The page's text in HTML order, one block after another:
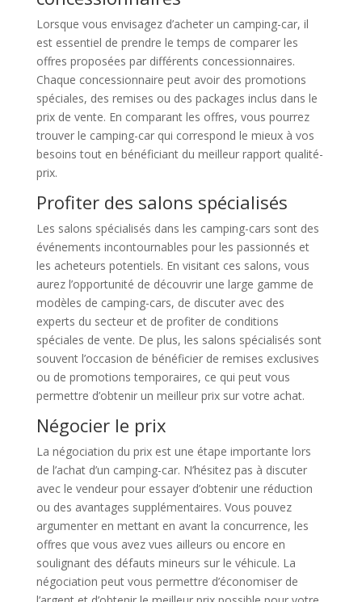
Lorsque vous envisagez d’acheter un camping-car, il
est essentiel de prendre le temps de comparer les
offres proposées par différents concessionnaires.
Chaque concessionnaire peut avoir des promotions
spéciales, des remises ou des packages inclus dans le
prix de vente. En comparant les offres, vous pourrez
trouver le camping-car qui correspond le mieux à vos
besoins tout en bénéficiant du meilleur rapport qualité-
prix.
Profiter des salons spécialisés
Les salons spécialisés dans les camping-cars sont des
événements incontournables pour les passionnés et
les acheteurs potentiels. En visitant ces salons, vous
aurez l’opportunité de découvrir une large gamme de
modèles de camping-cars, de discuter avec des
experts du secteur et de profiter de conditions
spéciales de vente. De plus, les salons spécialisés sont
souvent l’occasion de bénéficier de remises exclusives
ou de promotions temporaires, ce qui peut vous
permettre d’obtenir un meilleur prix sur votre achat.
Négocier le prix
La négociation du prix est une étape importante lors
de l’achat d’un camping-car. N’hésitez pas à discuter
avec le vendeur pour essayer d’obtenir une réduction
ou des avantages supplémentaires. Vous pouvez
argumenter en mettant en avant la concurrence, les
offres que vous avez vues ailleurs ou encore en
soulignant des défauts mineurs sur le véhicule. La
négociation peut vous permettre d’économiser de